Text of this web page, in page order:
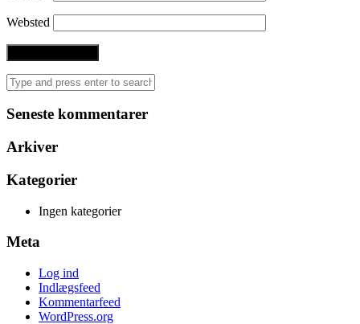
Websted
Seneste kommentarer
Arkiver
Kategorier
Ingen kategorier
Meta
Log ind
Indlægsfeed
Kommentarfeed
WordPress.org